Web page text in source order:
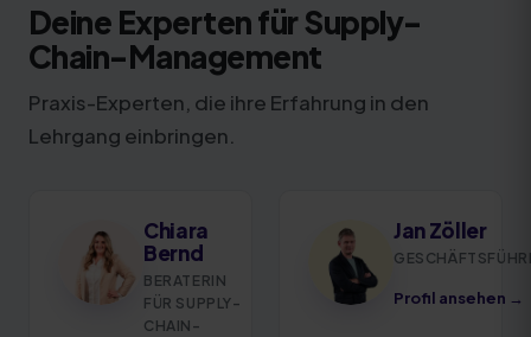
Deine Experten für Supply-
Chain-Management
Praxis-Experten, die ihre Erfahrung in den
Lehrgang einbringen.
Chiara
Bernd
BERATERIN
FÜR SUPPLY-
CHAIN-
Jan Zöller
Profil ansehen →